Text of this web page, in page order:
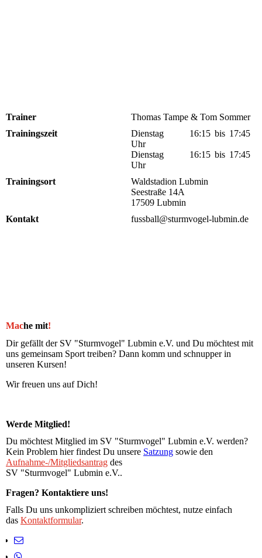
Trainer
Thomas Tampe & Tom Sommer
Trainingszeit
Dienstag 16:15 bis 17:45
Uhr
Dienstag 16:15 bis 17:45
Uhr
Trainingsort
Waldstadion Lubmin
Seestraße 14A
17509 Lubmin
Kontakt
fussball@sturmvogel-lubmin.de
Mache mit!
Dir gefällt der SV "Sturmvogel" Lubmin e.V. und Du möchtest mit
uns gemeinsam Sport treiben? Dann komm und schnupper in
unseren Kursen!
Wir freuen uns auf Dich!
Werde Mitglied!
Du möchtest Mitglied im SV "Sturmvogel" Lubmin e.V. werden?
Kein Problem hier findest Du unsere Satzung sowie den
Aufnahme-/Mitgliedsantrag des
SV "Sturmvogel" Lubmin e.V..
Fragen? Kontaktiere uns!
Falls Du uns unkompliziert schreiben möchtest, nutze einfach
das Kontaktformular.